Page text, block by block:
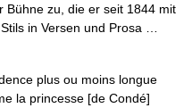
Bühne zu, die er seit 1844 mit
in Versen und Prosa …
plus ou moins longue
la princesse [de Condé]